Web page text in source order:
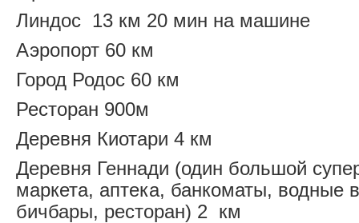
Линдос 13 км 20 мин на машине
Аэропорт 60 км
Город Родос 60 км
Ресторан 900м
Деревня Киотари 4 км
Деревня Геннади (один большой
маркета, аптека, банкоматы, водные
бичбары, ресторан) 2 км